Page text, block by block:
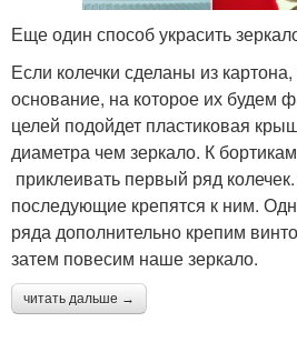
Еще один способ украсить
Если колечки сделаны из
основание, на которое их будем
целей подойдет пластиковая
диаметра чем зеркало. К
приклеивать первый ряд
последующие крепятся к ним.
ряда дополнительно крепим
затем повесим наше зеркало.
читать дальше →